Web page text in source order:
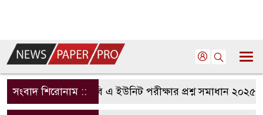
সংবাদ শিরোনাম ::রাবি এ ইউনিট পরীক্ষার প্রশ্ন সমাধান ২০২৫ |